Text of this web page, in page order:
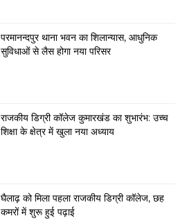
परमानन्दपुर थाना भवन का शिलान्यास, आधुनिक
सुविधाओं से लैस होगा नया परिसर
राजकीय डिग्री कॉलेज कुमारखंड का शुभारंभ: उच्च
शिक्षा के क्षेत्र में खुला नया अध्याय
घैलाढ़ को मिला पहला राजकीय डिग्री कॉलेज, छह
कमरों में शुरू हुई पढ़ाई